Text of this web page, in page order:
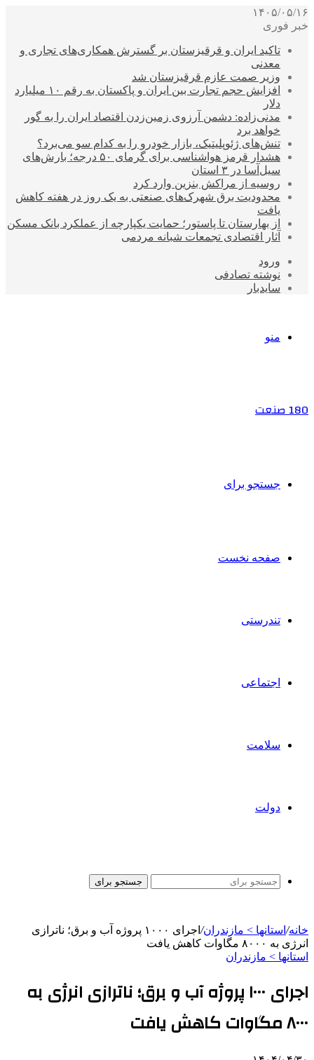
۱۴۰۵/۰۵/۱۶
خبر فوری
تاکید ایران و قرقیزستان بر گسترش همکاری‌های تجاری و
معدنی
وزیر صمت عازم قرقیزستان شد
افزایش حجم تجارت بین ایران و پاکستان به رقم ۱۰ میلیارد
دلار
مدنی‌زاده: دشمن آرزوی زمین‌زدن اقتصاد ایران را به گور
خواهد برد
تنش‌های ژئوپلیتیک، بازار خودرو را به کدام سو می‌برد؟
هشدار قرمز هواشناسی برای گرمای ۵۰ درجه؛ بارش‌های
سیل‌آسا در ۳ استان
روسیه از مراکش بنزین وارد کرد
محدودیت برق شهرک‌های صنعتی به یک روز در هفته کاهش
یافت
از بهارستان تا پاستور؛ حمایت یکپارچه از عملکرد بانک مسکن
آثار اقتصادی تجمعات شبانه مردمی
ورود
نوشته تصادفی
سایدبار
منو
180 صنعت
جستجو برای
صفحه نخست
تندرستی
اجتماعی
سلامت
دولت
جستجو برای
خانه/ استانها > مازندران/
اجرای ۱۰۰۰ پروژه آب و برق؛ ناترازی‌
انرژی به ۸۰۰۰ مگاوات کاهش یافت
استانها > مازندران
اجرای ۱۰۰۰ پروژه آب و برق؛ ناترازی‌ انرژی به
۸۰۰۰ مگاوات کاهش یافت